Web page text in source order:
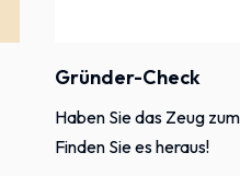
Gründer-Check
Haben Sie das Zeug
Finden Sie es heraus!